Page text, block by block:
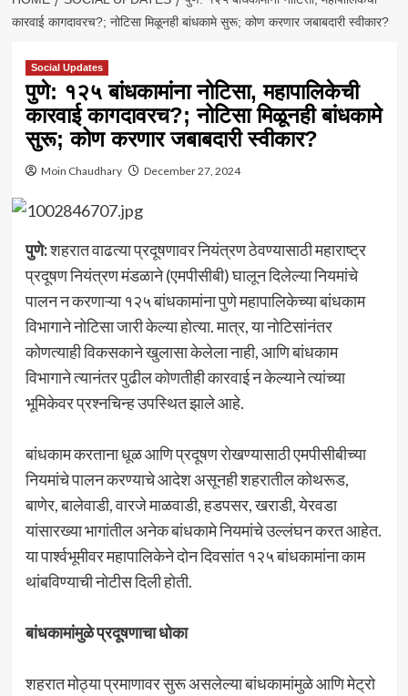
कारवाई कागदावरच?; नोटिसा मिळूनही बांधकामे सुरू; कोण करणार जबाबदारी स्वीकार?
Social Updates
पुणे: १२५ बांधकामांना नोटिसा, महापालिकेची
कारवाई कागदावरच?; नोटिसा मिळूनही बांधकामे
सुरू; कोण करणार जबाबदारी स्वीकार?
Moin Chaudhary December 27, 2024
पुणे:शहरात वाढत्या प्रदूषणावर नियंत्रण ठेवण्यासाठी महाराष्ट्र
प्रदूषण नियंत्रण मंडळाने (एमपीसीबी) घालून दिलेल्या नियमांचे
पालन न करणाऱ्या १२५ बांधकामांना पुणे महापालिकेच्या बांधकाम
विभागाने नोटिसा जारी केल्या होत्या. मात्र, या नोटिसांनंतर
कोणत्याही विकसकाने खुलासा केलेला नाही, आणि बांधकाम
विभागाने त्यानंतर पुढील कोणतीही कारवाई न केल्याने त्यांच्या
भूमिकेवर प्रश्नचिन्ह उपस्थित झाले आहे.
बांधकाम करताना धूळ आणि प्रदूषण रोखण्यासाठी एमपीसीबीच्या
नियमांचे पालन करण्याचे आदेश असूनही शहरातील कोथरूड,
बाणेर, बालेवाडी, वारजे माळवाडी, हडपसर, खराडी, येरवडा
यांसारख्या भागांतील अनेक बांधकामे नियमांचे उल्लंघन करत आहेत.
या पार्श्वभूमीवर महापालिकेने दोन दिवसांत १२५ बांधकामांना काम
थांबविण्याची नोटीस दिली होती.
बांधकामांमुळे प्रदूषणाचा धोका
शहरात मोठ्या प्रमाणावर सुरू असलेल्या बांधकामांमुळे आणि मेट्रो